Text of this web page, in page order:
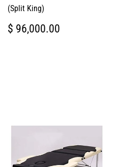
(Split King)
PRECIO
HABITUAL
$ 96,000.00